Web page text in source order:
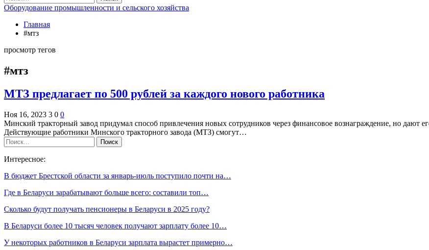
Оборудование промышленности и сельского хозяйства
Главная
#мтз
просмотр тегов
#мтз
МТЗ предлагает по 500 рублей за каждого нового работника
Ноя 16, 2023 3 0 0
Минский тракторный завод придумал способ привлечения новых сотрудников через финансовое вознаграждение, но дают
Действующие работники Минского тракторного завода (МТЗ) смогут…
Интересное:
В бюджет Брестской области за январь-июль поступило почти на…
Где в Беларуси зарабатывают больше всего: составили топ…
Сколько будут получать пенсионеры в Беларуси в 2025 году?
В Беларуси более 10 тысяч человек получают зарплату более 10…
У некоторых работников в Беларуси зарплата вырастет примерно…